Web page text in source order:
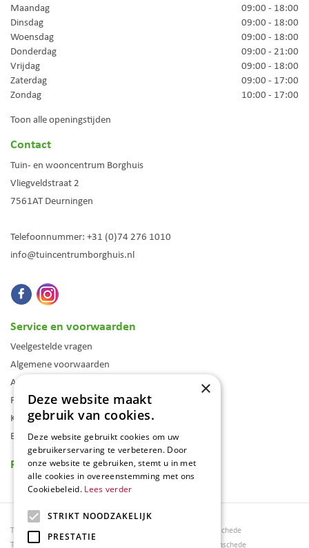
Maandag
09:00 - 18:00
Dinsdag
09:00 - 18:00
Woensdag
09:00 - 18:00
Donderdag
09:00 - 21:00
Vrijdag
09:00 - 18:00
Zaterdag
09:00 - 17:00
Zondag
10:00 - 17:00
Toon alle openingstijden
Contact
Tuin- en wooncentrum Borghuis
Vliegveldstraat 2
7561AT Deurningen
Telefoonnummer: +31 (0)74 276 1010
info@tuincentrumborghuis.nl
Service en voorwaarden
Veelgestelde vragen
Algemene voorwaarden
Assortiment
Folder
Klantenkaart
Blog
Reviews
Tuincentrum Borghuis
Tuinmeubels
Tuinmeubels Enschede
Tuinmeubelen Enschede
×
Deze website maakt
gebruik van cookies.
Deze website gebruikt cookies om uw
gebruikerservaring te verbeteren. Door
onze website te gebruiken, stemt u in met
alle cookies in overeenstemming met ons
Cookiebeleid. Lees verder
STRIKT NOODZAKELIJK
PRESTATIE